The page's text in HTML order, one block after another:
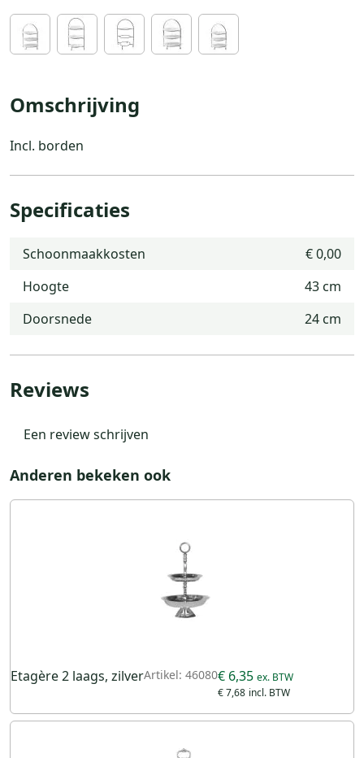
Omschrijving
Incl. borden
Specificaties
Schoonmaakkosten
€ 0,00
Hoogte
43 cm
Doorsnede
24 cm
Reviews
Een review schrijven
Anderen bekeken ook
Etagère 2 laags, zilverArtikel: 46080
€ 7,68
€ 6,35